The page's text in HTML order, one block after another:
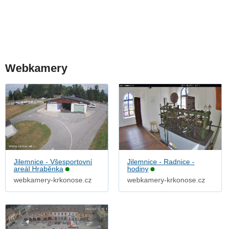
Webkamery
Jilemnice - Všesportovní
areál Hraběnka
webkamery-krkonose.cz
Jilemnice - Radnice -
hodiny
webkamery-krkonose.cz